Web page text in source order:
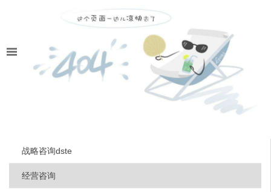
战略咨询dste
经营咨询